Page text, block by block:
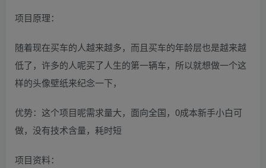
项目原理：
随着现在买车的人越来越多，而且买车的年龄层也是越来越
低了，许多的人呢买了人生的第一辆车，所以就想做一个这
样的头像壁纸来纪念一下，
‌优势：这个项目呢需求量大，面向全国，0成本新手小白可
做，没有技术含量，耗时短
项目资料：